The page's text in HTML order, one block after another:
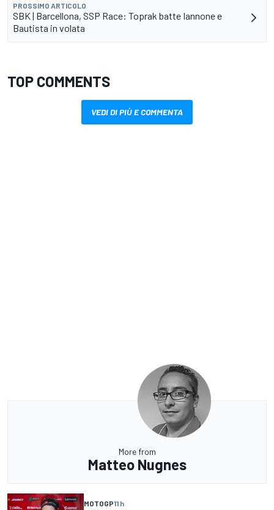
PROSSIMO ARTICOLO
SBK | Barcellona, SSP Race: Toprak batte Iannone e
Bautista in volata
TOP COMMENTS
VEDI DI PIÙ E COMMENTA
More from
Matteo Nugnes
MOTOGP11 h